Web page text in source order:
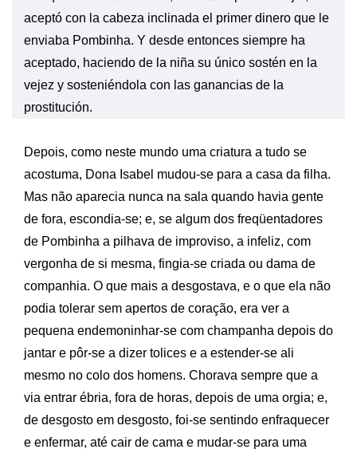
aceptó con la cabeza inclinada el primer dinero que le
enviaba Pombinha. Y desde entonces siempre ha
aceptado, haciendo de la niña su único sostén en la
vejez y sosteniéndola con las ganancias de la
prostitución.
Depois, como neste mundo uma criatura a tudo se
acostuma, Dona Isabel mudou-se para a casa da filha.
Mas não aparecia nunca na sala quando havia gente
de fora, escondia-se; e, se algum dos freqüentadores
de Pombinha a pilhava de improviso, a infeliz, com
vergonha de si mesma, fingia-se criada ou dama de
companhia. O que mais a desgostava, e o que ela não
podia tolerar sem apertos de coração, era ver a
pequena endemoninhar-se com champanha depois do
jantar e pôr-se a dizer tolices e a estender-se ali
mesmo no colo dos homens. Chorava sempre que a
via entrar ébria, fora de horas, depois de uma orgia; e,
de desgosto em desgosto, foi-se sentindo enfraquecer
e enfermar, até cair de cama e mudar-se para uma